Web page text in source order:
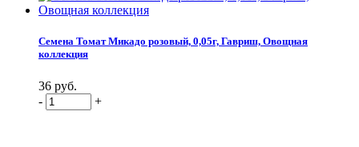
Семена Томат Микадо розовый, 0,05г, Гавриш, Овощная
коллекция
36 руб.
-
+